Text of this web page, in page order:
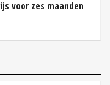
voor zes maanden